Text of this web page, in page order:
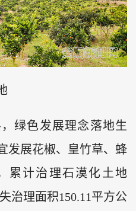
绿色发展理念落地生
发展花椒、皇竹草、蜂
累计治理石漠化土地
治理面积150.11平方公